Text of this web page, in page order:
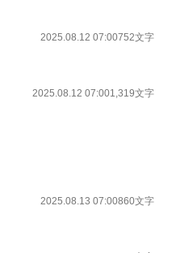
2025.08.12 07:00752文字
2025.08.12 07:001,319文字
2025.08.13 07:00860文字